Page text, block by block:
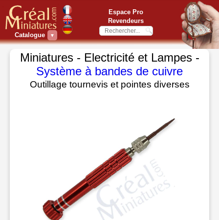
Catalogue ▼
Espace Pro
Revendeurs
Miniatures - Electricité et Lampes -
Système à bandes de cuivre
Outillage tournevis et pointes diverses